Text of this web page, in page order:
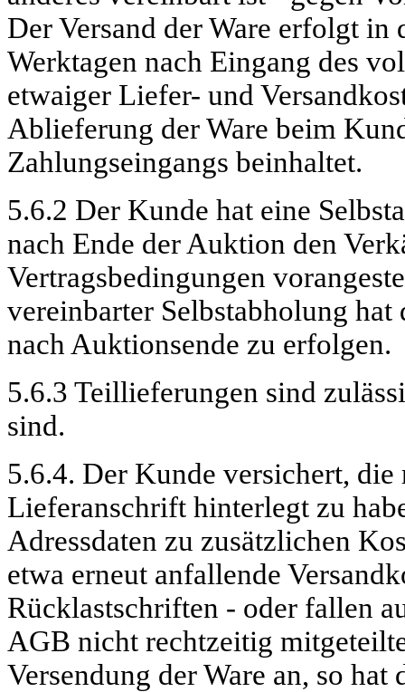
Der Versand der Ware erfolgt
Werktagen nach Eingang des
etwaiger Liefer- und
Ablieferung der Ware beim
Zahlungseingangs beinhaltet.
5.6.2 Der Kunde hat eine
nach Ende der Auktion den
Vertragsbedingungen
vereinbarter Selbstabholung
nach Auktionsende zu erfolgen.
5.6.3 Teillieferungen sind
sind.
5.6.4. Der Kunde versichert,
Lieferanschrift hinterlegt zu
Adressdaten zu zusätzlichen
etwa erneut anfallende
Rücklastschriften - oder fallen
AGB nicht rechtzeitig
Versendung der Ware an, so hat